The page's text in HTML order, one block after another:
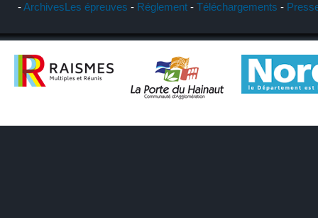
-ArchivesLes épreuves - Réglement - Téléchargements -